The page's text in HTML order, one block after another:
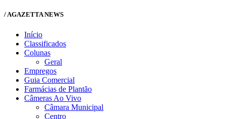
/ AGAZETTA NEWS
Início
Classificados
Colunas
Geral
Empregos
Guia Comercial
Farmácias de Plantão
Câmeras Ao Vivo
Câmara Municipal
Centro